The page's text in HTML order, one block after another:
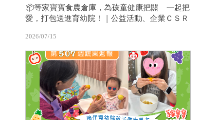
📦等家寶寶食農倉庫，為孩童健康把關 一起把
愛，打包送進育幼院！｜公益活動、企業ＣＳＲ
2026/07/15